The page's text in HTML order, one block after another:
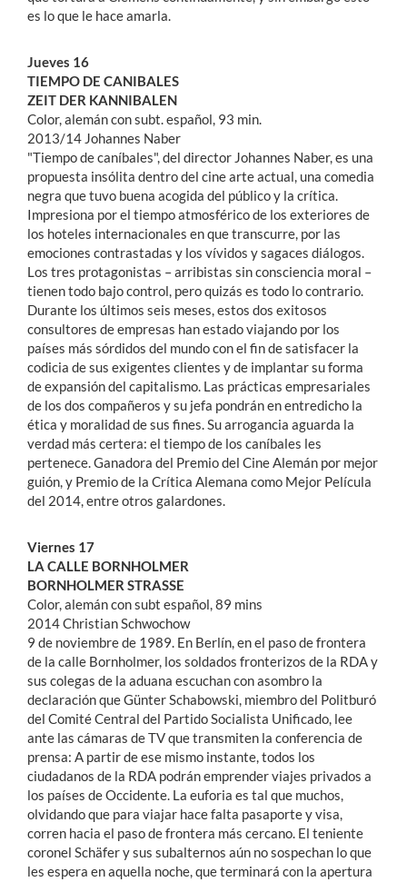
es lo que le hace amarla.
Jueves 16
TIEMPO DE CANIBALES
ZEIT DER KANNIBALEN
Color, alemán con subt. español, 93 min.
2013/14 Johannes Naber
"Tiempo de caníbales", del director Johannes Naber, es una
propuesta insólita dentro del cine arte actual, una comedia
negra que tuvo buena acogida del público y la crítica.
Impresiona por el tiempo atmosférico de los exteriores de
los hoteles internacionales en que transcurre, por las
emociones contrastadas y los vívidos y sagaces diálogos.
Los tres protagonistas – arribistas sin consciencia moral –
tienen todo bajo control, pero quizás es todo lo contrario.
Durante los últimos seis meses, estos dos exitosos
consultores de empresas han estado viajando por los
países más sórdidos del mundo con el fin de satisfacer la
codicia de sus exigentes clientes y de implantar su forma
de expansión del capitalismo. Las prácticas empresariales
de los dos compañeros y su jefa pondrán en entredicho la
ética y moralidad de sus fines. Su arrogancia aguarda la
verdad más certera: el tiempo de los caníbales les
pertenece. Ganadora del Premio del Cine Alemán por mejor
guión, y Premio de la Crítica Alemana como Mejor Película
del 2014, entre otros galardones.
Viernes 17
LA CALLE BORNHOLMER
BORNHOLMER STRASSE
Color, alemán con subt español, 89 mins
2014 Christian Schwochow
9 de noviembre de 1989. En Berlín, en el paso de frontera
de la calle Bornholmer, los soldados fronterizos de la RDA y
sus colegas de la aduana escuchan con asombro la
declaración que Günter Schabowski, miembro del Politburó
del Comité Central del Partido Socialista Unificado, lee
ante las cámaras de TV que transmiten la conferencia de
prensa: A partir de ese mismo instante, todos los
ciudadanos de la RDA podrán emprender viajes privados a
los países de Occidente. La euforia es tal que muchos,
olvidando que para viajar hace falta pasaporte y visa,
corren hacia el paso de frontera más cercano. El teniente
coronel Schäfer y sus subalternos aún no sospechan lo que
les espera en aquella noche, que terminará con la apertura